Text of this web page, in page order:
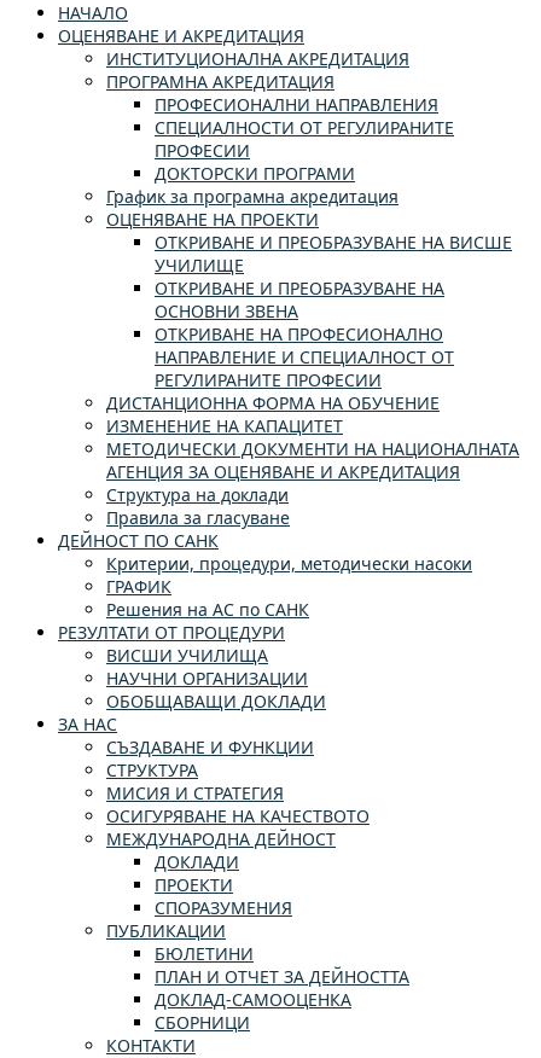
НАЧАЛО
ОЦЕНЯВАНЕ И АКРЕДИТАЦИЯ
ИНСТИТУЦИОНАЛНА АКРЕДИТАЦИЯ
ПРОГРАМНА АКРЕДИТАЦИЯ
ПРОФЕСИОНАЛНИ НАПРАВЛЕНИЯ
СПЕЦИАЛНОСТИ ОТ РЕГУЛИРАНИТЕ
ПРОФЕСИИ
ДОКТОРСКИ ПРОГРАМИ
График за програмна акредитация
ОЦЕНЯВАНЕ НА ПРОЕКТИ
ОТКРИВАНЕ И ПРЕОБРАЗУВАНЕ НА ВИСШЕ
УЧИЛИЩЕ
ОТКРИВАНЕ И ПРЕОБРАЗУВАНЕ НА
ОСНОВНИ ЗВЕНА
ОТКРИВАНЕ НА ПРОФЕСИОНАЛНО
НАПРАВЛЕНИЕ И СПЕЦИАЛНОСТ ОТ
РЕГУЛИРАНИТЕ ПРОФЕСИИ
ДИСТАНЦИОННА ФОРМА НА ОБУЧЕНИЕ
ИЗМЕНЕНИЕ НА КАПАЦИТЕТ
МЕТОДИЧЕСКИ ДОКУМЕНТИ НА НАЦИОНАЛНАТА
АГЕНЦИЯ ЗА ОЦЕНЯВАНЕ И АКРЕДИТАЦИЯ
Структура на доклади
Правила за гласуване
ДЕЙНОСТ ПО САНК
Критерии, процедури, методически насоки
ГРАФИК
Решения на АС по САНК
РЕЗУЛТАТИ ОТ ПРОЦЕДУРИ
ВИСШИ УЧИЛИЩА
НАУЧНИ ОРГАНИЗАЦИИ
ОБОБЩАВАЩИ ДОКЛАДИ
ЗА НАС
СЪЗДАВАНЕ И ФУНКЦИИ
СТРУКТУРА
МИСИЯ И СТРАТЕГИЯ
ОСИГУРЯВАНЕ НА КАЧЕСТВОТО
МЕЖДУНАРОДНА ДЕЙНОСТ
ДОКЛАДИ
ПРОЕКТИ
СПОРАЗУМЕНИЯ
ПУБЛИКАЦИИ
БЮЛЕТИНИ
ПЛАН И ОТЧЕТ ЗА ДЕЙНОСТТА
ДОКЛАД-САМООЦЕНКА
СБОРНИЦИ
КОНТАКТИ